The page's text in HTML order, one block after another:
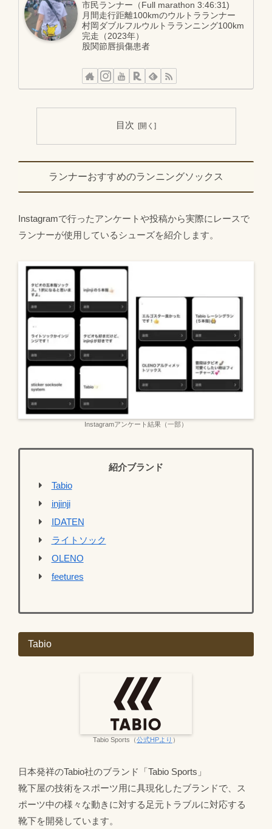
市民ランナー（Full marathon 3:46:31)
月間走行距離100kmのウルトラランナー
村岡ダブルフルウルトラランニング100km
完走（2023年）
股関節唇損傷患者
目次
ランナーおすすめのランニングソックス
Instagramで行ったアンケートや投稿から実際にレースで
ランナーが使用しているシューズを紹介します。
Instagramアンケート結果（一部）
紹介ブランド
Tabio
injinji
IDATEN
ライトソック
OLENO
feetures
Tabio
Tabio Sports（公式HPより ）
日本発祥のTabio社のブランド「Tabio Sports」
靴下屋の技術をスポーツ用に具現化したブランドで、ス
ポーツ中の様々な動きに対する足元トラブルに対応する
靴下を開発しています。